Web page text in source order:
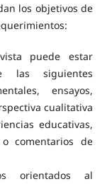
los objetivos de
puede estar
las siguientes
ensayos,
cualitativa
educativas,
comentarios de
orientados al